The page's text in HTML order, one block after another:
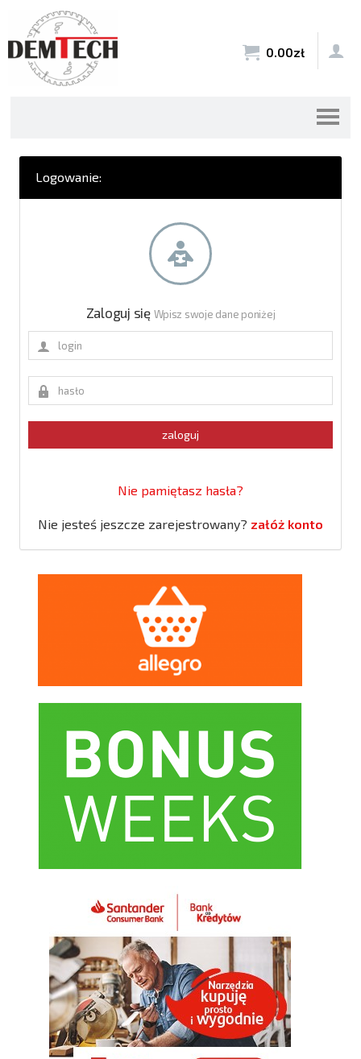
 0.00zł 
Logowanie:
Zaloguj się Wpisz swoje dane poniżej
zaloguj
Nie pamiętasz hasła?
Nie jesteś jeszcze zarejestrowany? załóż konto